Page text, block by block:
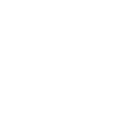
Eva Marie Saint, Paul
y California. Profesor emérito